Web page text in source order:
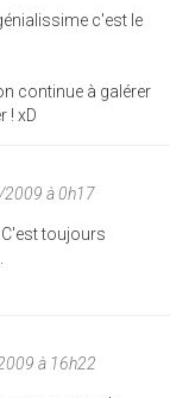
c'est le
continue à galérer
! xD
à 0h17
toujours
à 16h22